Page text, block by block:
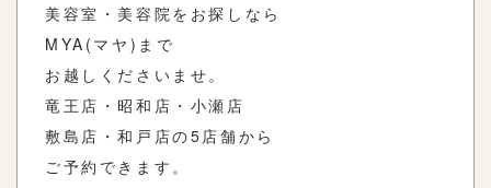
美容室・美容院をお探しなら
MYA(マヤ)まで
お越しくださいませ。
竜王店・昭和店・小瀬店
敷島店・和戸店の5店舗から
ご予約できます。